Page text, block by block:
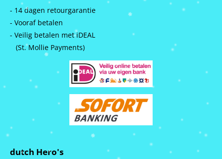
- 14 dagen retourgarantie
- Vooraf betalen
- Veilig betalen met iDEAL
(St. Mollie Payments)
dutch Hero's